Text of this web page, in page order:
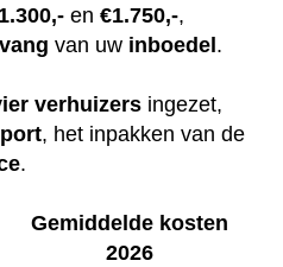
en €1.750,-,
van uw inboedel .
verhuizers ingezet,
, het inpakken van de
.
Gemiddelde kosten
2026